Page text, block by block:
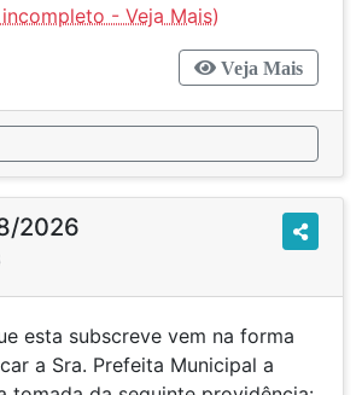
Veja Mais
2026
esta subscreve vem na forma
a Sra. Prefeita Municipal a